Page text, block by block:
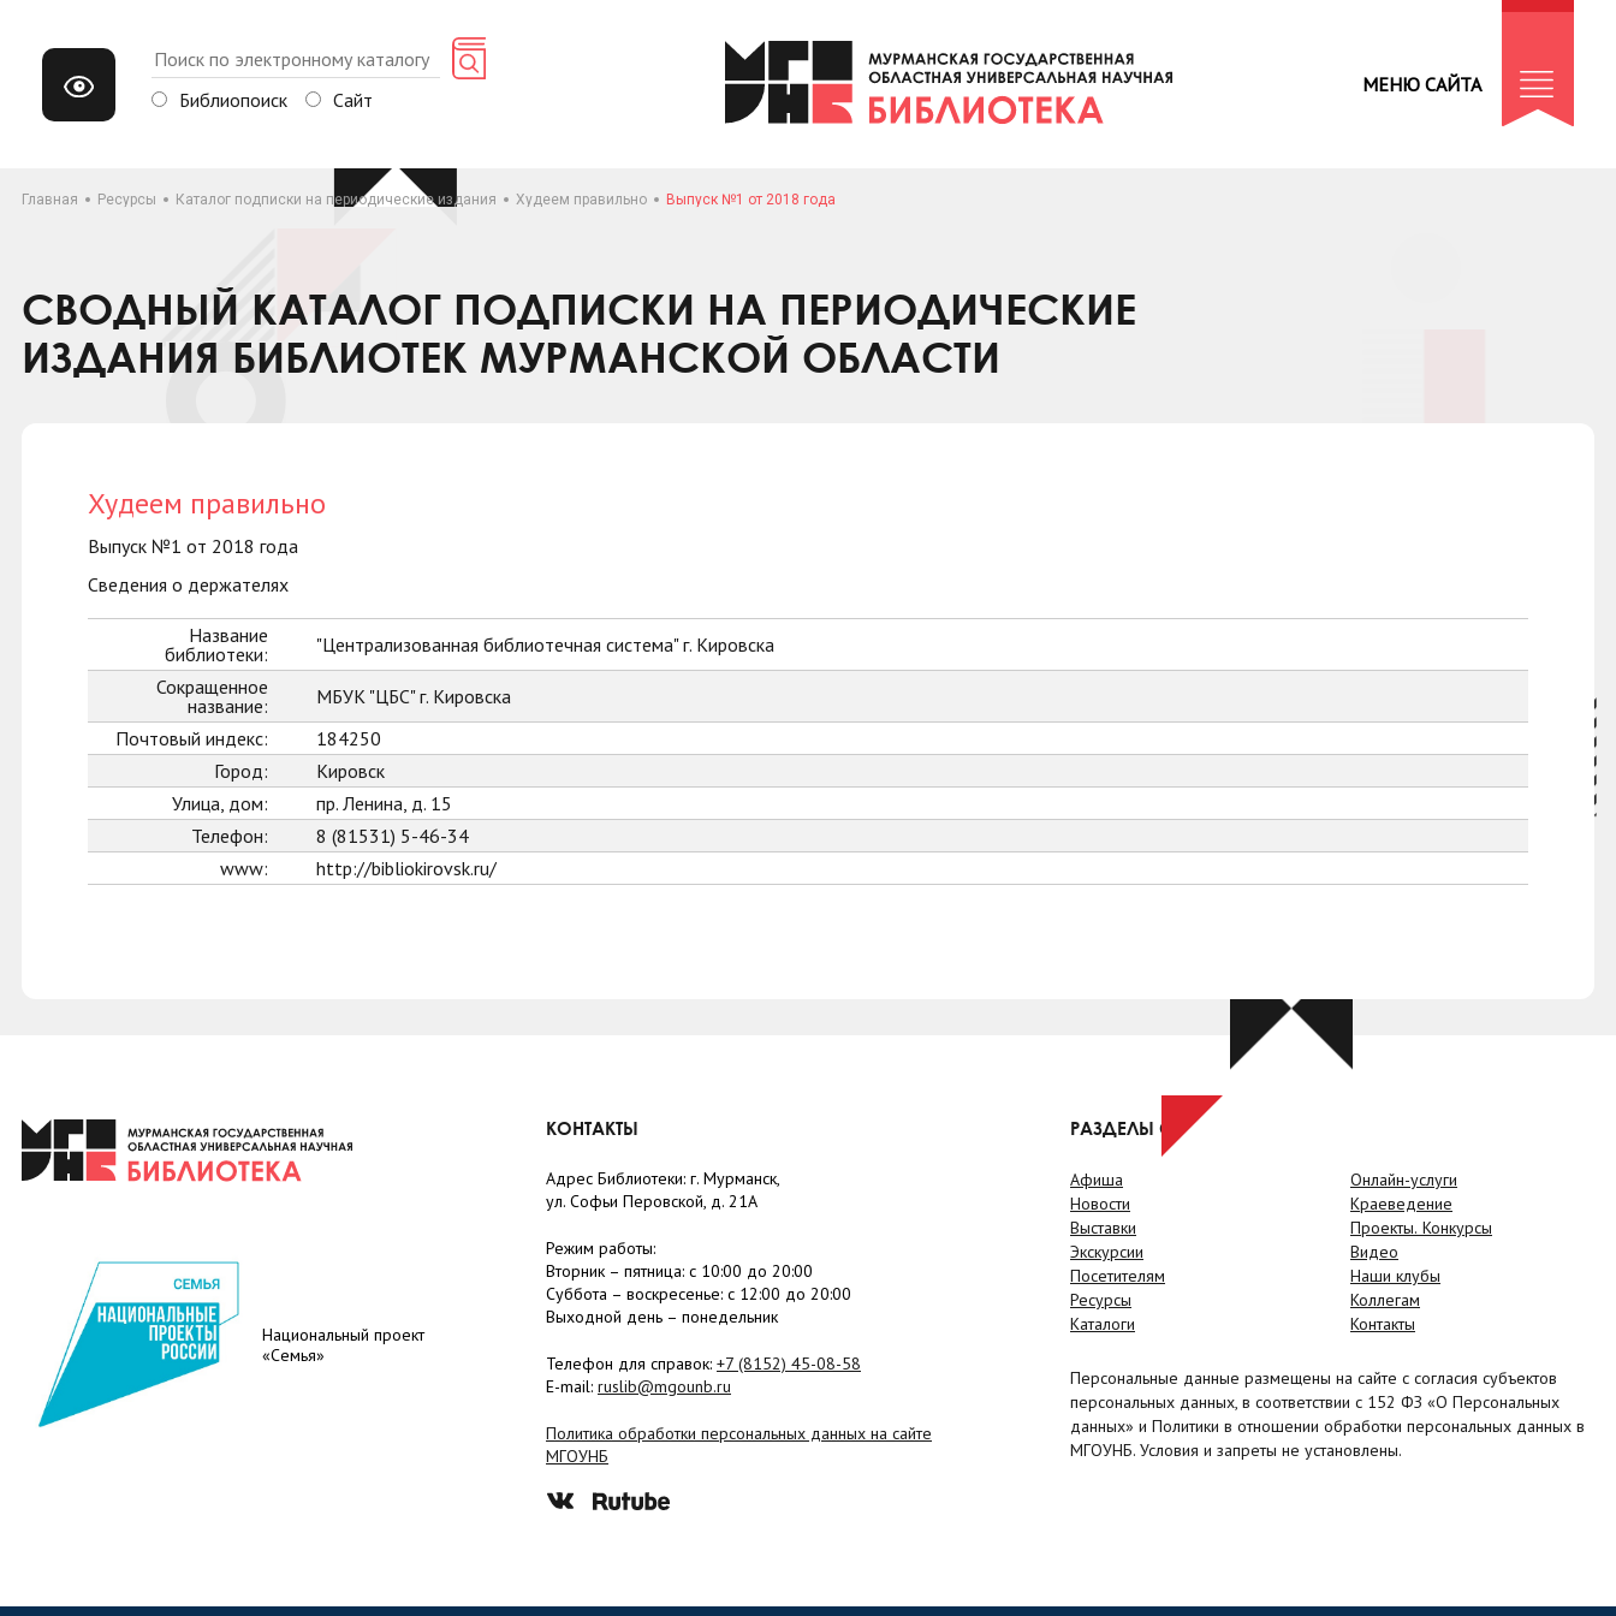
Библиопоиск Сайт
МЕНЮ САЙТА
Главная Ресурсы Каталог подписки на периодические издания Худеем правильно Выпуск №1 от 2018 года
СВОДНЫЙ КАТАЛОГ ПОДПИСКИ НА ПЕРИОДИЧЕСКИЕ
ИЗДАНИЯ БИБЛИОТЕК МУРМАНСКОЙ ОБЛАСТИ
Худеем правильно
Выпуск №1 от 2018 года
Сведения о держателях
Название
библиотеки:
"Централизованная библиотечная система" г. Кировска
Сокращенное
название:
МБУК "ЦБС" г. Кировска
Почтовый индекс:
184250
Город:
Кировск
Улица, дом:
пр. Ленина, д. 15
Телефон:
8 (81531) 5-46-34
www:
http://bibliokirovsk.ru/
Национальный проект
«Семья»
КОНТАКТЫ
Адрес Библиотеки: г. Мурманск,
ул. Софьи Перовской, д. 21А
Режим работы:
Вторник – пятница: с 10:00 до 20:00
Суббота – воскресенье: c 12:00 до 20:00
Выходной день – понедельник
Телефон для справок: +7 (8152) 45-08-58
E-mail: ruslib@mgounb.ru
Политика обработки персональных данных на сайте
МГОУНБ
РАЗДЕЛЫ САЙТА
Афиша
Новости
Выставки
Экскурсии
Посетителям
Ресурсы
Каталоги
Онлайн-услуги
Краеведение
Проекты. Конкурсы
Видео
Наши клубы
Коллегам
Контакты
Персональные данные размещены на сайте с согласия субъектов
персональных данных, в соответствии с 152 ФЗ «О Персональных
данных» и Политики в отношении обработки персональных данных в
МГОУНБ. Условия и запреты не установлены.